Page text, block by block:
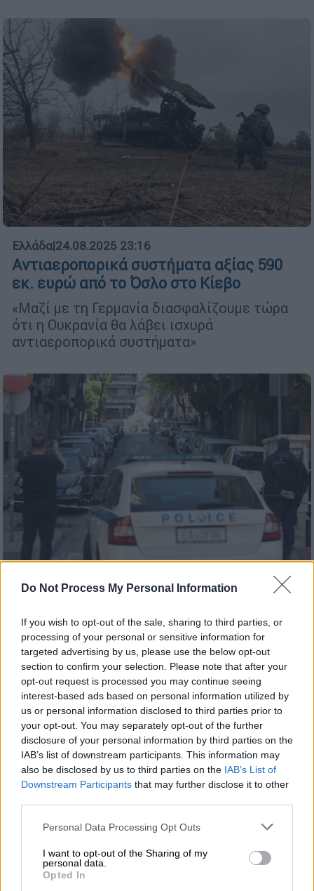
Do Not Process My Personal Information
If you wish to opt-out of the sale, sharing to third parties, or
processing of your personal or sensitive information for
targeted advertising by us, please use the below opt-out
section to confirm your selection. Please note that after your
opt-out request is processed you may continue seeing
interest-based ads based on personal information utilized by
us or personal information disclosed to third parties prior to
your opt-out. You may separately opt-out of the further
disclosure of your personal information by third parties on the
IAB’s list of downstream participants. This information may
also be disclosed by us to third parties on the IAB’s List of
Downstream Participants that may further disclose it to other
Please note that this website/app uses one or more Google
not limited to your visit or usage behaviour. You may click to
grant or deny consent to Google and its third-party tags to
use your data for below specified purposes in below Google
Personal Data Processing Opt Outs
I want to opt-out of the Sharing of my
personal data.
Opted In
Ελλάδα|24.08.2025 23:16
Αντιαεροπορικά συστήματα αξίας 590
εκ. ευρώ από το Όσλο στο Κίεβο
«Μαζί με τη Γερμανία διασφαλίζουμε τώρα
ότι η Ουκρανία θα λάβει ισχυρά
αντιαεροπορικά συστήματα»
Εξιχνιάστηκαν 10 περιπτώσεις
διαρρήξεων σε καταστήματα και
επιχειρήσεις της Αλεξανδρούπολης και
της Κομοτηνής
Η επιχειρήση της αστυνομίας